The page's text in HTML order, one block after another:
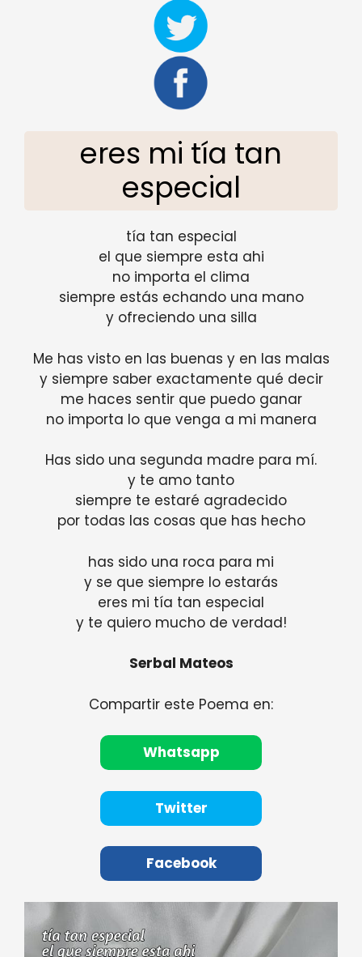
eres mi tía tan
especial
tía tan especial
el que siempre esta ahi
no importa el clima
siempre estás echando una mano
y ofreciendo una silla
Me has visto en las buenas y en las malas
y siempre saber exactamente qué decir
me haces sentir que puedo ganar
no importa lo que venga a mi manera
Has sido una segunda madre para mí.
y te amo tanto
siempre te estaré agradecido
por todas las cosas que has hecho
has sido una roca para mi
y se que siempre lo estarás
eres mi tía tan especial
y te quiero mucho de verdad!
Serbal Mateos
Compartir este Poema en:
Whatsapp
Twitter
Facebook